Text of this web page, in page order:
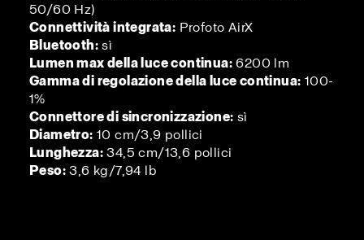
50/60 Hz)
Connettività integrata: Profoto AirX
Bluetooth: sì
Lumen max della luce continua: 6200 lm
Gamma di regolazione della luce continua: 100-
1%
Connettore di sincronizzazione: sì
Diametro: 10 cm/3,9 pollici
Lunghezza: 34,5 cm/13,6 pollici
Peso: 3,6 kg/7,94 lb